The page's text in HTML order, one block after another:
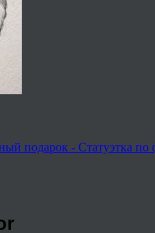
подарок - Статуэтка по